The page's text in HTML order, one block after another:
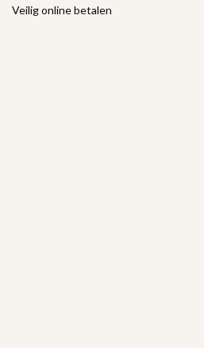
Veilig online betalen